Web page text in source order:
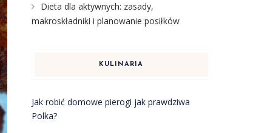
Dieta dla aktywnych: zasady,
makroskładniki i planowanie posiłków
KULINARIA
Jak robić domowe pierogi jak prawdziwa
Polka?